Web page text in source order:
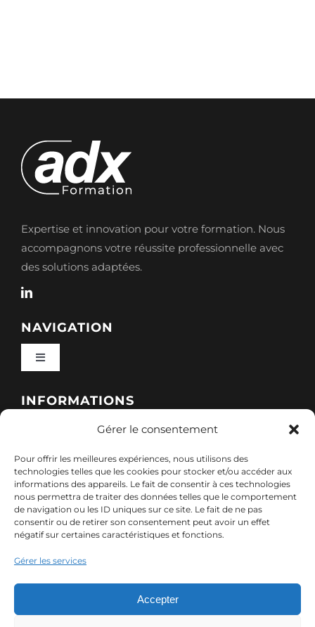
Gérer le consentement
Pour offrir les meilleures expériences, nous utilisons des
technologies telles que les cookies pour stocker et/ou accéder aux
informations des appareils. Le fait de consentir à ces technologies
nous permettra de traiter des données telles que le comportement
de navigation ou les ID uniques sur ce site. Le fait de ne pas
consentir ou de retirer son consentement peut avoir un effet
négatif sur certaines caractéristiques et fonctions.
Gérer les services
Accepter
Expertise et innovation pour votre formation. Nous
accompagnons votre réussite professionnelle avec
des solutions adaptées.
NAVIGATION
Toggle
Qui sommes-nous ?
Nos sessions
Ressources
Contact
INFORMATIONS
Politique de cookies (UE)
Mentions légales
Politique de confidentialité des données (RGPD)
CONTACT
7, rue de Marigné-Peuton – 53200 Château-
Gontier
contact@adx-formation.com